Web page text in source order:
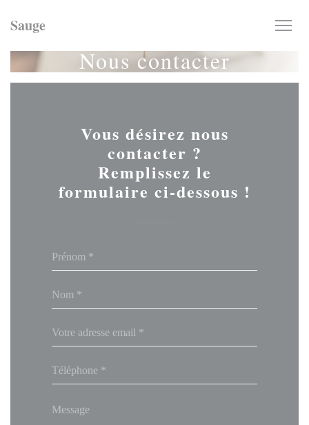
Sauge
Nous contacter
Vous désirez nous
contacter ?
Remplissez le
formulaire ci-dessous !